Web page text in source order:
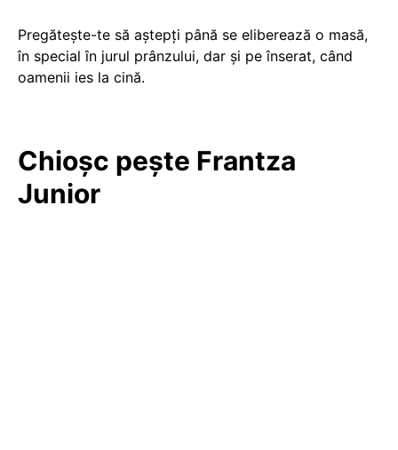
Pregătește-te să aștepți până se eliberează o masă,
în special în jurul prânzului, dar și pe înserat, când
oamenii ies la cină.
Chioșc pește Frantza
Junior